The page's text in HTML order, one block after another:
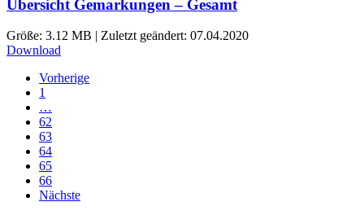
Übersicht Gemarkungen – Gesamt
Größe: 3.12 MB | Zuletzt geändert: 07.04.2020
Download
Vorherige
1
…
62
63
64
65
66
Nächste